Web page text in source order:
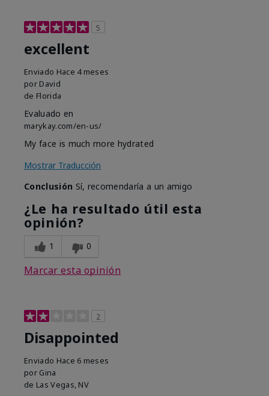
5
excellent
Enviado Hace 4 meses
por David
de Florida
Evaluado en
marykay.com/en-us/
My face is much more hydrated
Mostrar Traducción
Conclusión Sí, recomendaría a un amigo
¿Le ha resultado útil esta
opinión?
1 0
Marcar esta opinión
2
Disappointed
Enviado Hace 6 meses
por Gina
de Las Vegas, NV